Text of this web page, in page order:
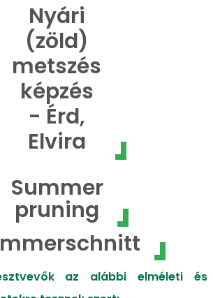
Nyári
(zöld)
metszés
képzés
- Érd,
Elvira
Summer
pruning
az alábbi elméleti és